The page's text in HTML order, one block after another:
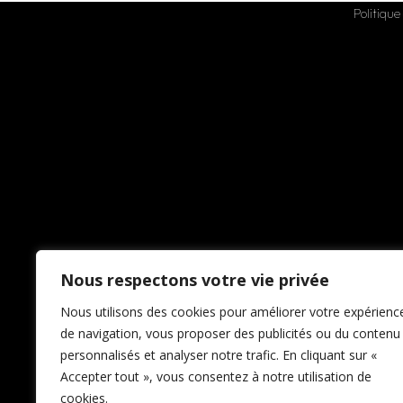
Nous respectons votre vie privée
Nous utilisons des cookies pour améliorer votre
de navigation, vous proposer des publicités ou du contenu
personnalisés et analyser notre trafic. En cliquant sur «
Accepter tout », vous consentez à notre utilisation de
cookies.